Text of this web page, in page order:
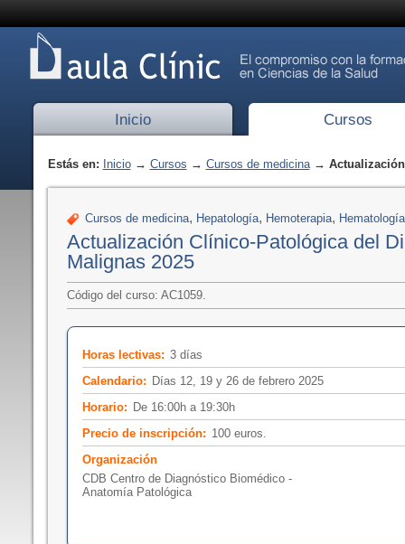
Inicio Cursos
Estás en: Inicio→ Cursos → Cursos de medicina→ Actualización
Cursos de medicina, Hepatología, Hemoterapia, Hematología
Actualización Clínico-Patológica del
Malignas 2025
Código del curso: AC1059.
Horas lectivas: 3 días
Calendario: Días 12, 19 y 26 de febrero 2025
Horario: De 16:00h a 19:30h
Precio de inscripción: 100 euros.
Organización
CDB Centro de Diagnóstico Biomédico -
Anatomía Patológica